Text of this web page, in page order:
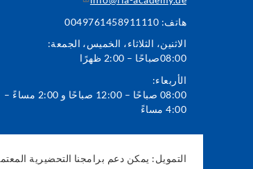
هاتف: 0049761458911110
الاثنين، الثلاثاء، الخميس، الجمعة:
08:00صباحًا – 2:00 ظهرًا
الأربعاء:
08:00 صباحًا – 12:00 صباحًا و 2:00 مساءً –
4:00 مساءً